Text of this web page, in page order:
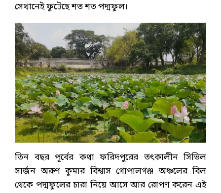
সেখানেই ফুটেছে শত শত পদ্মফুল।
তিন বছর পূর্বের কথা ফরিদপুরের তৎকালীন সিভিল
সার্জন অরুণ কুমার বিশ্বাস গোপালগঞ্জ অঞ্চলের বিল
থেকে পদ্মফুলের চারা নিয়ে আসে আর রোপণ করেন এই